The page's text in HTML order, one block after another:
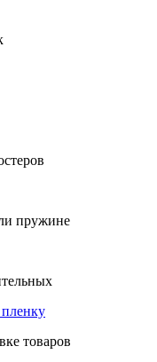
пружине
товаров